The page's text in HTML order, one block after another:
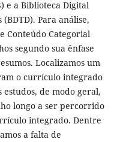
e a Biblioteca Digital
Para análise,
Conteúdo Categorial
segundo sua ênfase
Localizamos um
o currículo integrado
estudos, de modo geral,
longo a ser percorrido
integrado. Dentre
a falta de